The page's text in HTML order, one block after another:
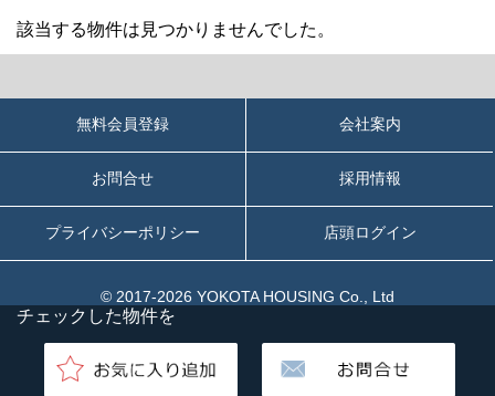
該当する物件は見つかりませんでした。
チェックした物件を
無料会員登録 会社案内
お問合せ 採用情報
プライバシーポリシー 店頭ログイン
© 2017-2026 YOKOTA HOUSING Co., Ltd